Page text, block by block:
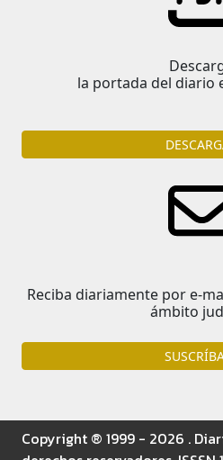
la portada del diario
Reciba diariamente por e-
ámbito
Copyright ® 1999 - 2026 .